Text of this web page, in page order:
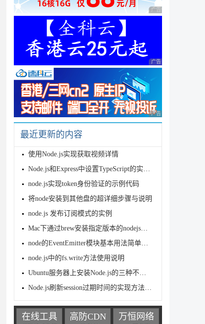
.ssh/id_rsa').toString(),
则尝试另一个方法
广告 商业广告，理性
广告 商业广告，理性
广告 商业广告，理性
最近更新的内容
使用Node.js实现获取视频详情
Node.js和Express中设置TypeScript的实现步骤
node.js实现token身份验证的示例代码
将node安装到其他盘的超详细步骤与说明
node.js 发布订阅模式的实例
Mac下通过brew安装指定版本的nodejs教程
node的EventEmitter模块基本用法简单实现示例
node.js中的fs.write方法使用说明
Ubuntu服务器上安装Node.js的三种不同方法介绍
Node.js刷新session过期时间的实现方法推荐
在线工具 高防CDN 万恒网络